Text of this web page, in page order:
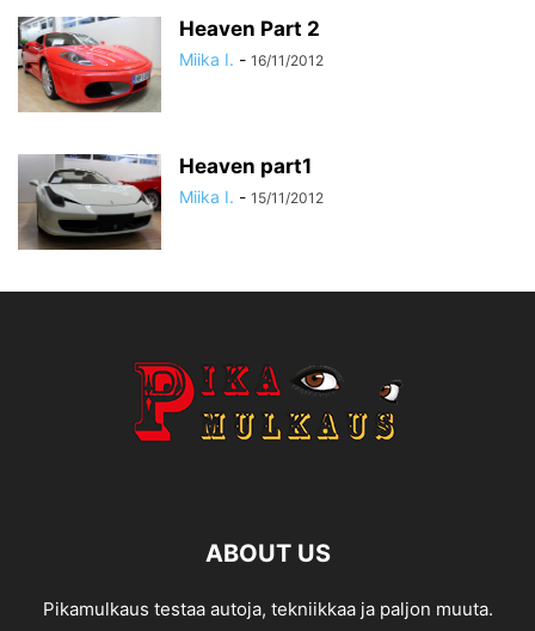
Heaven Part 2
Miika I. - 16/11/2012
Heaven part1
Miika I. - 15/11/2012
ABOUT US
Pikamulkaus testaa autoja, tekniikkaa ja paljon muuta.